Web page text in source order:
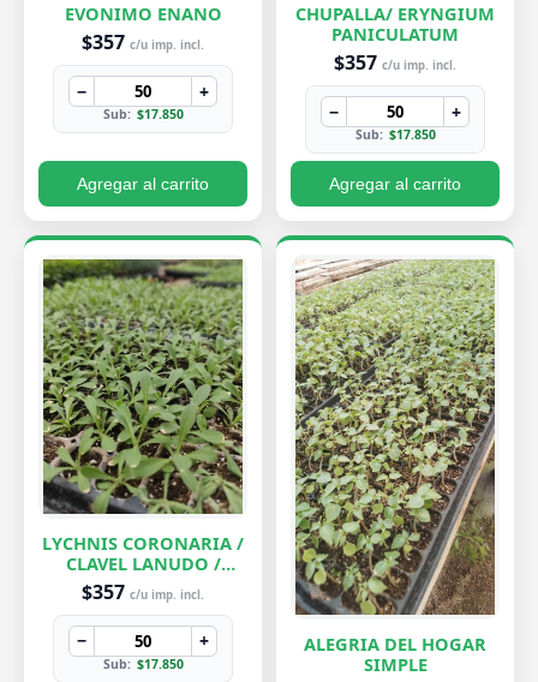
EVONIMO ENANO
$357 c/u imp. incl.
− +
Sub: $17.850
Agregar al carrito
CHUPALLA/ ERYNGIUM
PANICULATUM
$357 c/u imp. incl.
− +
Sub: $17.850
Agregar al carrito
LYCHNIS CORONARIA /
CLAVEL LANUDO /
ABUELA
$357 c/u imp. incl.
− +
Sub: $17.850
ALEGRIA DEL HOGAR
SIMPLE